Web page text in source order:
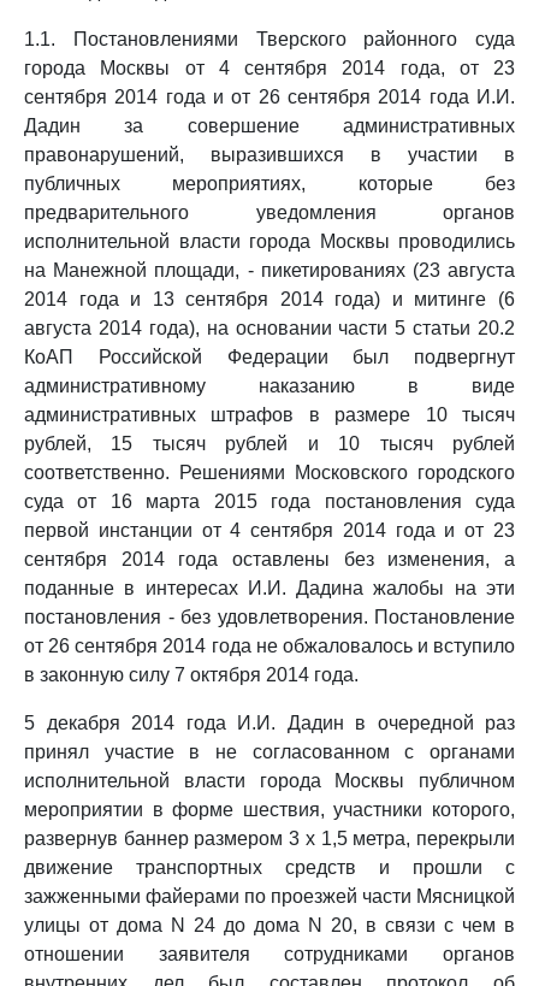
1.1. Постановлениями Тверского районного суда
города Москвы от 4 сентября 2014 года, от 23
сентября 2014 года и от 26 сентября 2014 года И.И.
Дадин за совершение административных
правонарушений, выразившихся в участии в
публичных мероприятиях, которые без
предварительного уведомления органов
исполнительной власти города Москвы проводились
на Манежной площади, - пикетированиях (23 августа
2014 года и 13 сентября 2014 года) и митинге (6
августа 2014 года), на основании части 5 статьи 20.2
КоАП Российской Федерации был подвергнут
административному наказанию в виде
административных штрафов в размере 10 тысяч
рублей, 15 тысяч рублей и 10 тысяч рублей
соответственно. Решениями Московского городского
суда от 16 марта 2015 года постановления суда
первой инстанции от 4 сентября 2014 года и от 23
сентября 2014 года оставлены без изменения, а
поданные в интересах И.И. Дадина жалобы на эти
постановления - без удовлетворения. Постановление
от 26 сентября 2014 года не обжаловалось и вступило
в законную силу 7 октября 2014 года.
5 декабря 2014 года И.И. Дадин в очередной раз
принял участие в не согласованном с органами
исполнительной власти города Москвы публичном
мероприятии в форме шествия, участники которого,
развернув баннер размером 3 x 1,5 метра, перекрыли
движение транспортных средств и прошли с
зажженными файерами по проезжей части Мясницкой
улицы от дома N 24 до дома N 20, в связи с чем в
отношении заявителя сотрудниками органов